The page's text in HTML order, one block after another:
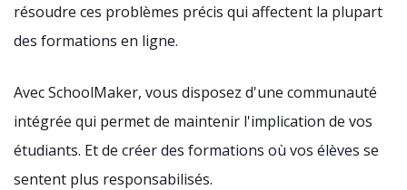
résoudre ces problèmes précis qui affectent la plupart
des formations en ligne.
Avec SchoolMaker, vous disposez d'une communauté
intégrée qui permet de maintenir l'implication de vos
étudiants. Et de créer des formations où vos élèves se
sentent plus responsabilisés.